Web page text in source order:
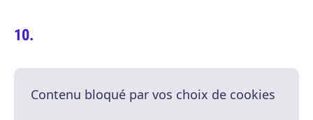
Contenu bloqué par vos choix de cookies